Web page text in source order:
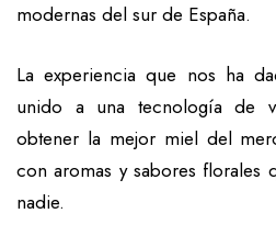
modernas del sur de España.
La experiencia que nos ha
unido a una tecnología de
obtener la mejor miel del
con aromas y sabores florales
nadie.